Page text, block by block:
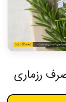
رزماری